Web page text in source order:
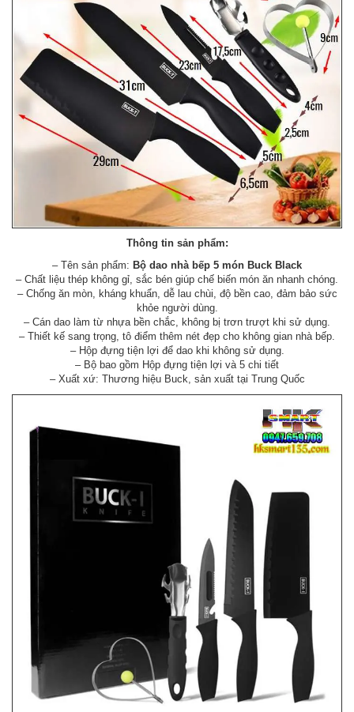
Thông tin sản phẩm:
– Tên sản phẩm: Bộ dao nhà bếp 5 món Buck Black
– Chất liệu thép không gỉ, sắc bén giúp chế biến món ăn nhanh chóng.
– Chống ăn mòn, kháng khuẩn, dễ lau chùi, độ bền cao, đảm bảo sức
khỏe người dùng.
– Cán dao làm từ nhựa bền chắc, không bị trơn trượt khi sử dụng.
– Thiết kế sang trọng, tô điểm thêm nét đẹp cho không gian nhà bếp.
– Hộp đựng tiện lợi để dao khi không sử dụng.
– Bộ bao gồm Hộp đựng tiện lợi và 5 chi tiết
– Xuất xứ: Thương hiệu Buck, sản xuất tại Trung Quốc